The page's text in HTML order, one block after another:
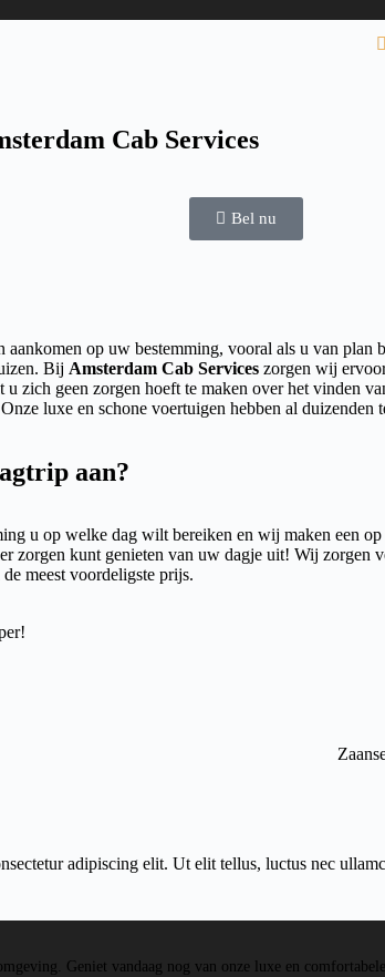

Cab Services
Bel nu
aankomen op uw bestemming, vooral als u van
Bij Amsterdam Cab Services zorgen wij
zich geen zorgen hoeft te maken over het vinden
luxe en schone voertuigen hebben al duizenden
aan?
u op welke dag wilt bereiken en wij maken een
zorgen kunt genieten van uw dagje uit! Wij
meest voordeligste prijs.
adipiscing elit. Ut elit tellus, luctus nec
Geniet vandaag nog van onze luxe en